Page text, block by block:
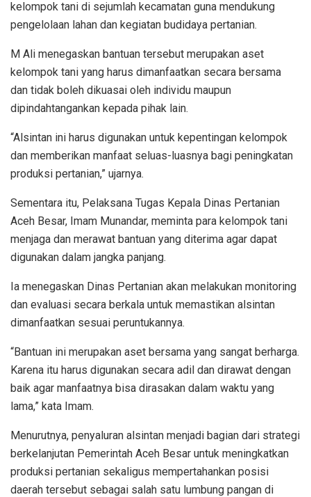
kelompok tani di sejumlah kecamatan guna mendukung
pengelolaan lahan dan kegiatan budidaya pertanian.
M Ali menegaskan bantuan tersebut merupakan aset
kelompok tani yang harus dimanfaatkan secara bersama
dan tidak boleh dikuasai oleh individu maupun
dipindahtangankan kepada pihak lain.
“Alsintan ini harus digunakan untuk kepentingan kelompok
dan memberikan manfaat seluas-luasnya bagi peningkatan
produksi pertanian,” ujarnya.
Sementara itu, Pelaksana Tugas Kepala Dinas Pertanian
Aceh Besar, Imam Munandar, meminta para kelompok tani
menjaga dan merawat bantuan yang diterima agar dapat
digunakan dalam jangka panjang.
Ia menegaskan Dinas Pertanian akan melakukan monitoring
dan evaluasi secara berkala untuk memastikan alsintan
dimanfaatkan sesuai peruntukannya.
“Bantuan ini merupakan aset bersama yang sangat berharga.
Karena itu harus digunakan secara adil dan dirawat dengan
baik agar manfaatnya bisa dirasakan dalam waktu yang
lama,” kata Imam.
Menurutnya, penyaluran alsintan menjadi bagian dari strategi
berkelanjutan Pemerintah Aceh Besar untuk meningkatkan
produksi pertanian sekaligus mempertahankan posisi
daerah tersebut sebagai salah satu lumbung pangan di